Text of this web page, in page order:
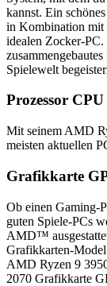
kannst. Ein
in Kombination mit
idealen Zocker-
Spielewelt
Prozessor CPU
Mit seinem AMD
meisten aktuellen
Grafikkarte
Ob einen Gaming-
guten Spiele-PCs
AMD™
Grafikkarten-
AMD Ryzen 9
2070 Grafikkarte